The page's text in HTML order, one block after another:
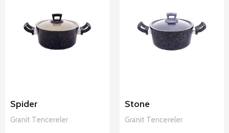
Spider Granit
Tencereler
Spider
Granit Tencereler
Stone Granit
Tencereler
Stone
Granit Tencereler